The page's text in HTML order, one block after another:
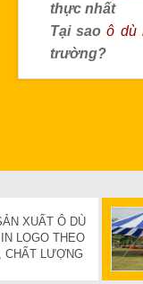
thực nhất
Tại saoô dù
trường?
XUẤT Ô DÙ
LOGO THEO
CHẤT LƯỢNG